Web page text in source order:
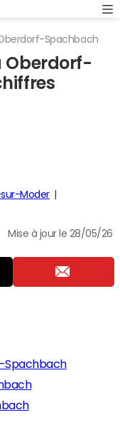
Spachbach
Oberdorf-
Moder
Mise à jour le 28/05/26
Spachbach